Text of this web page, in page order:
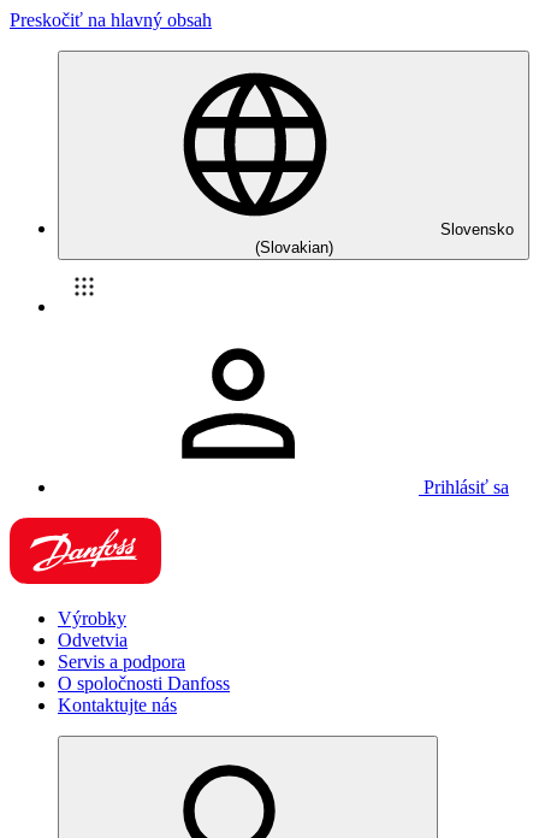
Preskočiť na hlavný obsah
Slovensko
(Slovakian)
Prihlásiť sa
Výrobky
Odvetvia
Servis a podpora
O spoločnosti Danfoss
Kontaktujte nás